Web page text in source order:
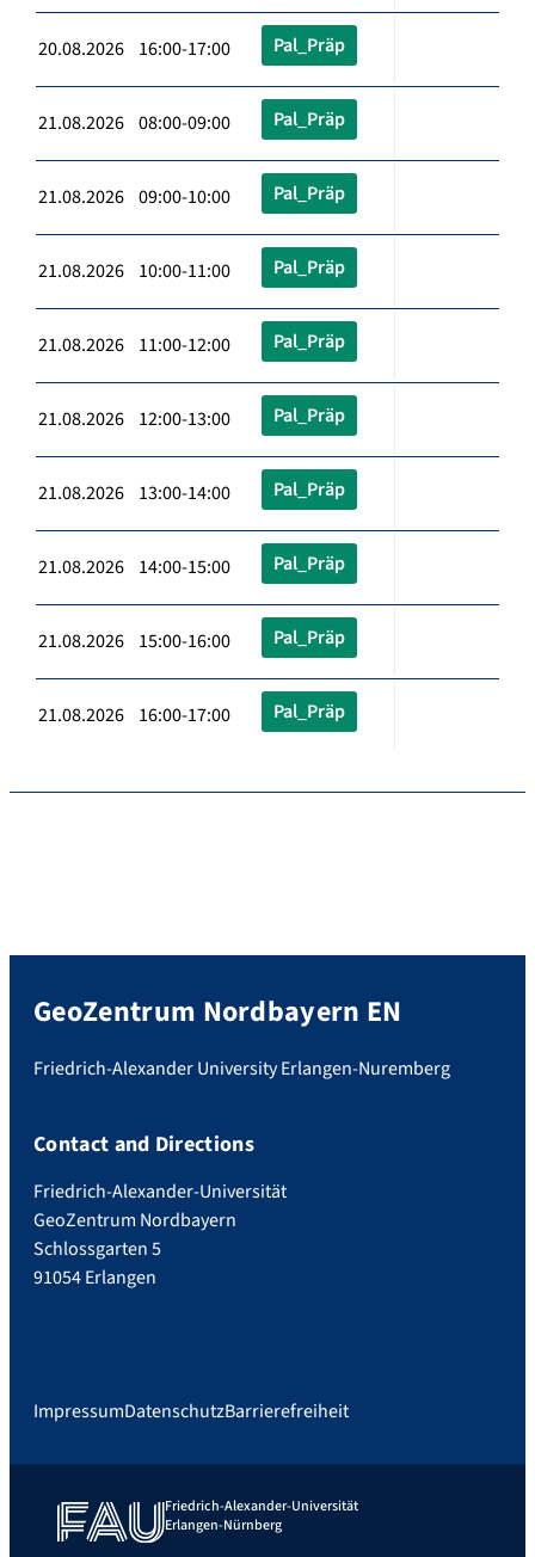
20.08.2026 16:00-17:00 Pal_Präp
21.08.2026 08:00-09:00 Pal_Präp
21.08.2026 09:00-10:00 Pal_Präp
21.08.2026 10:00-11:00 Pal_Präp
21.08.2026 11:00-12:00 Pal_Präp
21.08.2026 12:00-13:00 Pal_Präp
21.08.2026 13:00-14:00 Pal_Präp
21.08.2026 14:00-15:00 Pal_Präp
21.08.2026 15:00-16:00 Pal_Präp
21.08.2026 16:00-17:00 Pal_Präp
GeoZentrum Nordbayern EN
Friedrich-Alexander University Erlangen-Nuremberg
Contact and Directions
Friedrich-Alexander-Universität
GeoZentrum Nordbayern
Schlossgarten 5
91054 Erlangen
ImpressumDatenschutzBarrierefreiheit
Friedrich-Alexander-Universität
Erlangen-Nürnberg